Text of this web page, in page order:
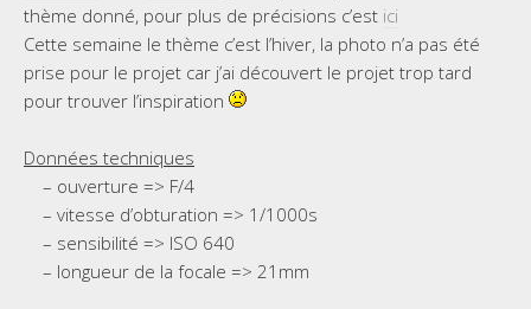
thème donné, pour plus de précisions c’est ici
Cette semaine le thème c’est l’hiver, la photo n’a pas été
prise pour le projet car j’ai découvert le projet trop tard
pour trouver l’inspiration
Données techniques
– ouverture => F/4
– vitesse d’obturation => 1/1000s
– sensibilité => ISO 640
– longueur de la focale => 21mm